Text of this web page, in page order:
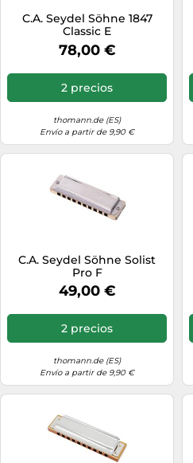
C.A. Seydel Söhne 1847
Classic E
78,00 €
2 precios
thomann.de (ES)
Envío a partir de 9,90 €
C.A. Seydel Söhne Solist
Pro F
49,00 €
2 precios
thomann.de (ES)
Envío a partir de 9,90 €